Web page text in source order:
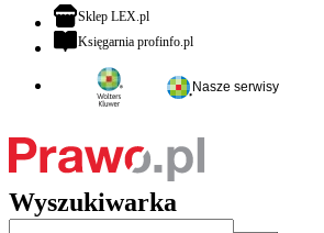
Sklep LEX.plotwiera się w nowej karcie
Księgarnia profinfo.plotwiera się w nowej karcie
Nasze serwisy
Wyszukiwarka